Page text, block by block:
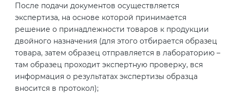
После подачи документов осуществляется
экспертиза, на основе которой принимается
решение о принадлежности товаров к продукции
двойного назначения (для этого отбирается образец
товара, затем образец отправляется в лабораторию –
там образец проходит экспертную проверку, вся
информация о результатах экспертизы образца
вносится в протокол);